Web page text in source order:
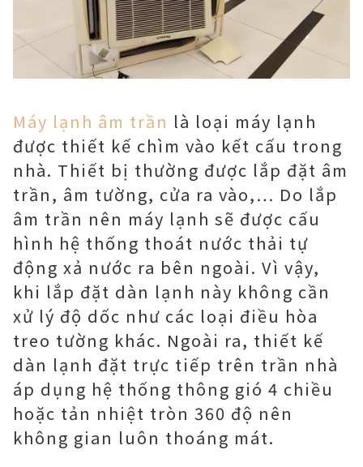
Máy lạnh âm trần là loại máy lạnh
được thiết kế chìm vào kết cấu trong
nhà. Thiết bị thường được lắp đặt âm
trần, âm tường, cửa ra vào,… Do lắp
âm trần nên máy lạnh sẽ được cấu
hình hệ thống thoát nước thải tự
động xả nước ra bên ngoài. Vì vậy,
khi lắp đặt dàn lạnh này không cần
xử lý độ dốc như các loại điều hòa
treo tường khác. Ngoài ra, thiết kế
dàn lạnh đặt trực tiếp trên trần nhà
áp dụng hệ thống thông gió 4 chiều
hoặc tản nhiệt tròn 360 độ nên
không gian luôn thoáng mát.